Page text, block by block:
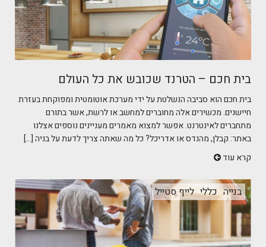
בית חכם – הטרנד שכובש את כל העולם
בית חכם הוא סביבה הנשלטת על ידי מערכת אוטומטית ומפוקחת בעזרת
חיישנים. מכשירים אלה מחוברים למחשב או לרשת, אשר בתורם
מתחברים לאינטרנט. אפשר למצוא מאמרים מעניינים נוספים אצלנו
באתר: קבלן, מהנדס או אדריכל? כל מה שאתה צריך לדעת על בניה [...]
קרא עוד
בנייה כללי לייף סטייל